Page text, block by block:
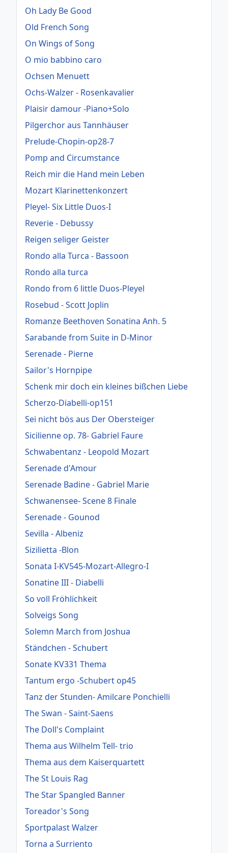
Oh Lady Be Good
Old French Song
On Wings of Song
O mio babbino caro
Ochsen Menuett
Ochs-Walzer - Rosenkavalier
Plaisir damour -Piano+Solo
Pilgerchor aus Tannhäuser
Prelude-Chopin-op28-7
Pomp and Circumstance
Reich mir die Hand mein Leben
Mozart Klarinettenkonzert
Pleyel- Six Little Duos-I
Reverie - Debussy
Reigen seliger Geister
Rondo alla Turca - Bassoon
Rondo alla turca
Rondo from 6 little Duos-Pleyel
Rosebud - Scott Joplin
Romanze Beethoven Sonatina Anh. 5
Sarabande from Suite in D-Minor
Serenade - Pierne
Sailor's Hornpipe
Schenk mir doch ein kleines bißchen Liebe
Scherzo-Diabelli-op151
Sei nicht bös aus Der Obersteiger
Sicilienne op. 78- Gabriel Faure
Schwabentanz - Leopold Mozart
Serenade d'Amour
Serenade Badine - Gabriel Marie
Schwanensee- Scene 8 Finale
Serenade - Gounod
Sevilla - Albeniz
Sizilietta -Blon
Sonata I-KV545-Mozart-Allegro-I
Sonatine III - Diabelli
So voll Fröhlichkeit
Solveigs Song
Solemn March from Joshua
Ständchen - Schubert
Sonate KV331 Thema
Tantum ergo -Schubert op45
Tanz der Stunden- Amilcare Ponchielli
The Swan - Saint-Saens
The Doll's Complaint
Thema aus Wilhelm Tell- trio
Thema aus dem Kaiserquartett
The St Louis Rag
The Star Spangled Banner
Toreador's Song
Sportpalast Walzer
Torna a Surriento